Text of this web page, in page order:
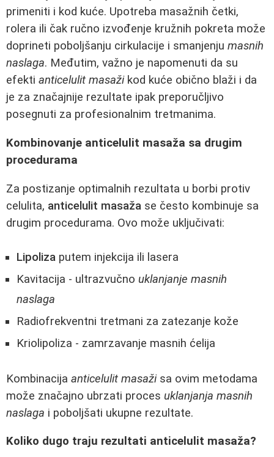
primeniti i kod kuće. Upotreba masažnih četki,
rolera ili čak ručno izvođenje kružnih pokreta može
doprineti poboljšanju cirkulacije i smanjenju masnih
naslaga. Međutim, važno je napomenuti da su
efekti anticelulit masažikod kuće obično blaži i da
je za značajnije rezultate ipak preporučljivo
posegnuti za profesionalnim tretmanima.
Kombinovanje anticelulit masaža sa drugim
procedurama
Za postizanje optimalnih rezultata u borbi protiv
celulita, anticelulit masaža se često kombinuje sa
drugim procedurama. Ovo može uključivati:
Lipoliza putem injekcija ili lasera
Kavitacija - ultrazvučno uklanjanje masnih
naslaga
Radiofrekventni tretmani za zatezanje kože
Kriolipoliza - zamrzavanje masnih ćelija
Kombinacija anticelulit masažisa ovim metodama
može značajno ubrzati proces uklanjanja masnih
naslaga i poboljšati ukupne rezultate.
Koliko dugo traju rezultati anticelulit masaža?